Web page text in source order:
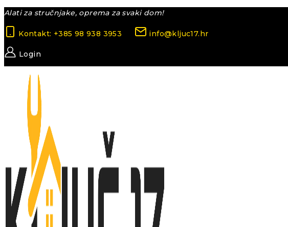
Skip
content
Alati za stručnjake, oprema za svaki dom!
Kontakt: +385 98 938 3953 info@kljuc17.hr
Login